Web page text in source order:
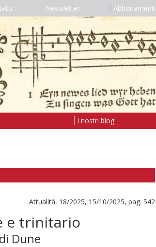
Newsletter Abbonamenti
I nostri blog
Attualità, 18/2025, 15/10/2025, pag. 542
e trinitario
Dune